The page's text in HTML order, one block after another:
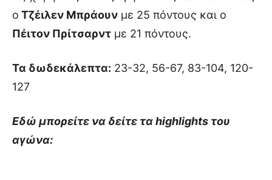
ο Τζέιλεν Μπράουν με 25 πόντους και ο
Πέιτον Πρίτσαρντ με 21 πόντους.
Τα δωδεκάλεπτα: 23-32, 56-67, 83-104, 120-
127
Εδώ μπορείτε να δείτε τα highlights του
αγώνα: